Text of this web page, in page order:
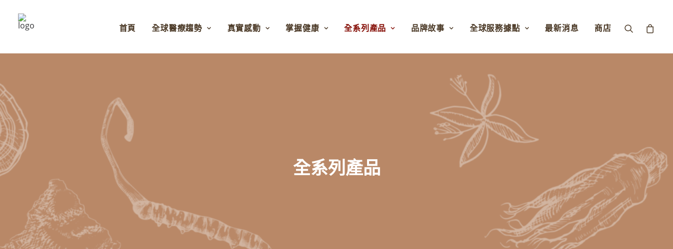
首頁 全球醫療趨勢 真實感動 掌握健康 全系列產品 品牌故事 全球服務據點 最新消息 商店
全系列產品